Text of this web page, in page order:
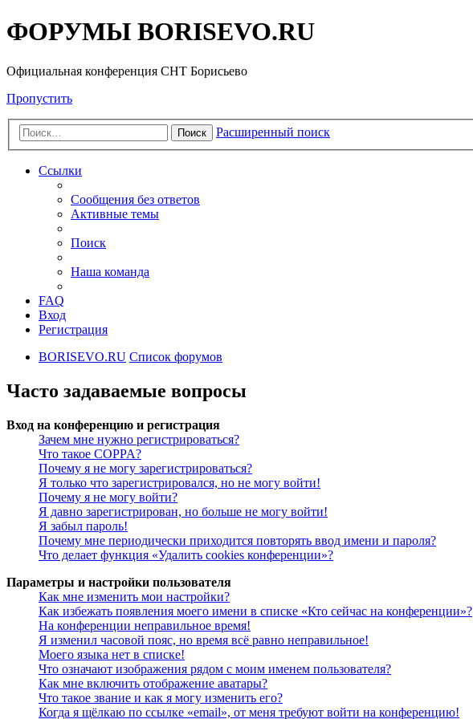
ФОРУМЫ BORISEVO.RU
Официальная конференция СНТ Борисьево
Пропустить
Поиск Расширенный поиск
Ссылки
Сообщения без ответов
Активные темы
Поиск
Наша команда
FAQ
Вход
Регистрация
BORISEVO.RU Список форумов
Часто задаваемые вопросы
Вход на конференцию и регистрация
Зачем мне нужно регистрироваться?
Что такое COPPA?
Почему я не могу зарегистрироваться?
Я только что зарегистрировался, но не могу войти!
Почему я не могу войти?
Я давно зарегистрирован, но больше не могу войти!
Я забыл пароль!
Почему мне периодически приходится повторять ввод имени и пароля?
Что делает функция «Удалить cookies конференции»?
Параметры и настройки пользователя
Как мне изменить мои настройки?
Как избежать появления моего имени в списке «Кто сейчас на конференции»?
На конференции неправильное время!
Я изменил часовой пояс, но время всё равно неправильное!
Моего языка нет в списке!
Что означают изображения рядом с моим именем пользователя?
Как мне включить отображение аватары?
Что такое звание и как я могу изменить его?
Когда я щёлкаю по ссылке «email», от меня требуют войти на конференцию!